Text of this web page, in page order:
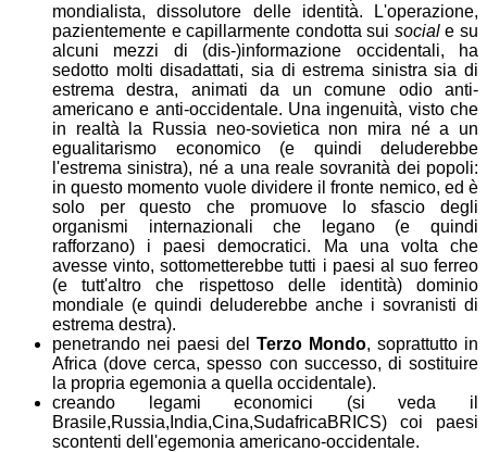
mondialista, dissolutore delle identità. L'operazione,
pazientemente e capillarmente condotta sui sociale su
alcuni mezzi di (dis-)informazione occidentali, ha
sedotto molti disadattati, sia di estrema sinistra sia di
estrema destra, animati da un comune odio anti-
americano e anti-occidentale. Una ingenuità, visto che
in realtà la Russia neo-sovietica non mira né a un
egualitarismo economico (e quindi deluderebbe
l'estrema sinistra), né a una reale sovranità dei popoli:
in questo momento vuole dividere il fronte nemico, ed è
solo per questo che promuove lo sfascio degli
organismi internazionali che legano (e quindi
rafforzano) i paesi democratici. Ma una volta che
avesse vinto, sottometterebbe tutti i paesi al suo ferreo
(e tutt'altro che rispettoso delle identità) dominio
mondiale (e quindi deluderebbe anche i sovranisti di
estrema destra).
penetrando nei paesi del Terzo Mondo, soprattutto in
Africa (dove cerca, spesso con successo, di sostituire
la propria egemonia a quella occidentale).
creando legami economici (si veda il
Brasile,Russia,India,Cina,SudafricaBRICS) coi paesi
scontenti dell'egemonia americano-occidentale.